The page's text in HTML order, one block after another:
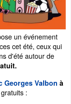
un événement
cet été, ceux qui
d'été autour de
Georges Valbon à
: